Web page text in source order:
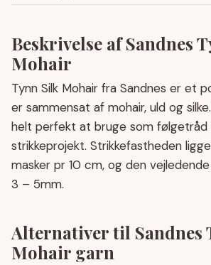
Beskrivelse af Sandnes
Mohair
Tynn Silk Mohair fra Sandnes er et
er sammensat af mohair, uld og
helt perfekt at bruge som følgetråd
strikkeprojekt. Strikkefastheden
masker pr 10 cm, og den
3 – 5mm.
Alternativer til Sandnes
Mohair garn